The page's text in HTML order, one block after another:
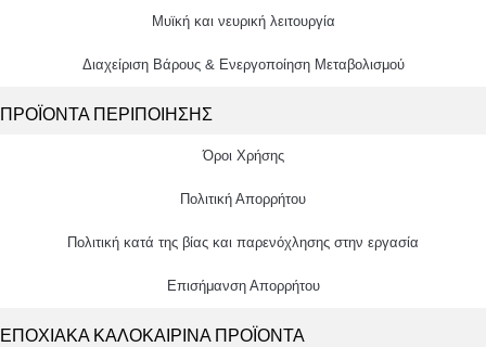
Μυϊκή και νευρική λειτουργία
Διαχείριση Βάρους & Ενεργοποίηση Μεταβολισμού
ΠΡΟΪΟΝΤΑ ΠΕΡΙΠΟΙΗΣΗΣ
Όροι Χρήσης
Πολιτική Απορρήτου
Πολιτική κατά της βίας και παρενόχλησης στην εργασία
Επισήμανση Απορρήτου
ΕΠΟΧΙΑΚΑ ΚΑΛΟΚΑΙΡΙΝΑ ΠΡΟΪΟΝΤΑ